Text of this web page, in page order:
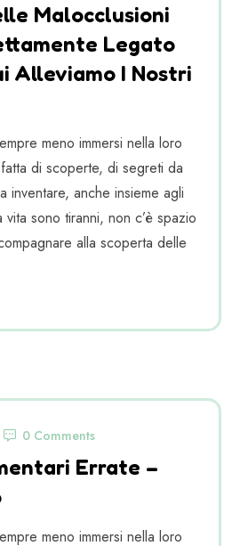
Malocclusioni
Legato
Alleviamo I Nostri
meno immersi nella loro
di scoperte, di segreti da
inventare, anche insieme agli
sono tiranni, non c’è spazio
alla scoperta delle
0 Comments
Errate –
meno immersi nella loro